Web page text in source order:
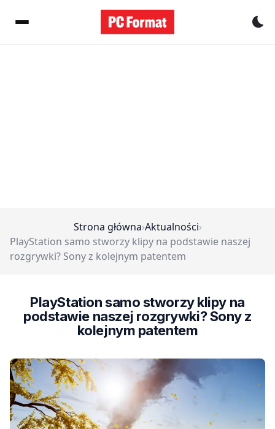
Strona główna›Aktualności›
PlayStation samo stworzy klipy na podstawie naszej
rozgrywki? Sony z kolejnym patentem
PlayStation samo stworzy klipy na
podstawie naszej rozgrywki? Sony z
kolejnym patentem